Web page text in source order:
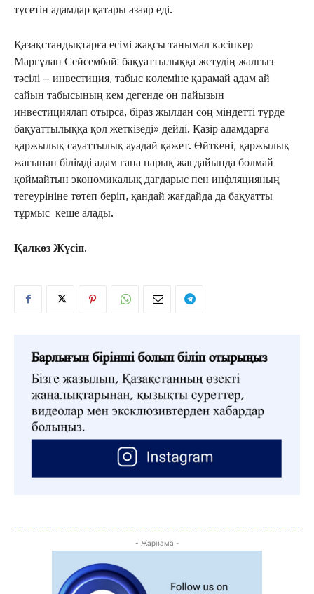
Жоба туралы
түсетін адамдар қатары азаяр еді.
Қазақстандықтарға есімі жақсы танымал кәсіпкер
Марғұлан Сейсембай: бақуаттылыққа жетудің жалғыз
тәсілі – инвестиция, табыс көлеміне қарамай адам ай
сайын табысының кем дегенде он пайызын
инвестициялап отырса, біраз жылдан соң міндетті түрде
бақуаттылыққа қол жеткізеді» дейді. Қазір адамдарға
қаржылық сауаттылық ауадай қажет. Өйткені, қаржылық
жағынан білімді адам ғана нарық жағдайында болмай
қоймайтын экономикалық дағдарыс пен инфляцияның
тегеурініне төтеп беріп, қандай жағдайда да бақуатты
тұрмыс кеше алады.
Қалкөз Жүсіп.
- Жарнама -